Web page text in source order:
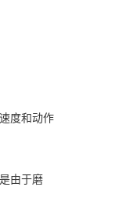
度和动作
由于磨